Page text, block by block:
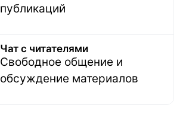
публикаций
Чат с читателями
Свободное общение и
обсуждение материалов